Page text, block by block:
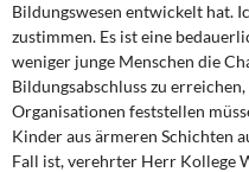
Weitere Themen
Memo-Gruppe
Institut Solidarische
Bildungswesen entwickelt hat.
zustimmen. Es ist eine
weniger junge Menschen die
Bildungsabschluss zu
Organisationen feststellen
Kinder aus ärmeren Schichten
Fall ist, verehrter Herr Kollege